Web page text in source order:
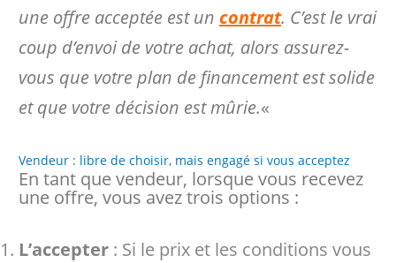
une offre acceptée est uncontrat. C’est le vrai
coup d’envoi de votre achat, alors assurez-
vous que votre plan de financement est solide
et que votre décision est mûrie.«
Vendeur : libre de choisir, mais engagé si vous acceptez
En tant que vendeur, lorsque vous recevez
une offre, vous avez trois options :
L’accepter : Si le prix et les conditions vous